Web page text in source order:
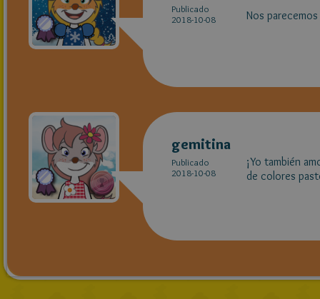
Publicado
2018-10-08
Nos
gemitina
Publicado
2018-10-08
¡Yo también
de colores